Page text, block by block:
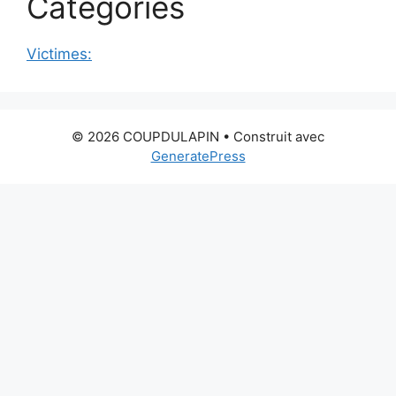
Victimes:
© 2026 COUPDULAPIN • Construit avec
GeneratePress